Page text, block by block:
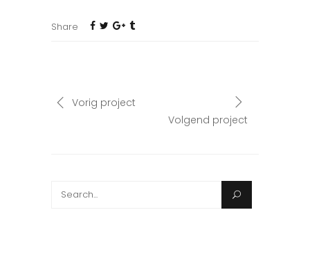
Share
Vorig project
Volgend project
Search